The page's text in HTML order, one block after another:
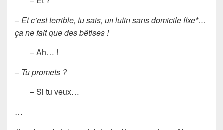
– Et c’est terrible, tu sais, un lutin sans domicile fixe*…
ça ne fait que des bêtises !
– Ah… !
– Tu promets ?
– Si tu veux…
…